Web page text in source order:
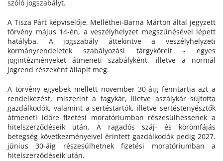
szóló jogszabályt.
A Tisza Párt képviselője, Melléthei-Barna Márton által jegyzett
törvény május 14-én, a veszélyhelyzet megszűnésével lépett
hatályba. A jogszabály áttekintve a veszélyhelyzeti
kormányrendeletek szabályozási tárgyköreit - egyes
jogintézményeket átmeneti szabályként, illetve a normál
jogrend részeként állapít meg.
A törvény egyebek mellett november 30-áig fenntartja azt a
rendelkezést, miszerint a fagykár, illetve aszálykár sújtotta
gazdálkodók, valamint a sertéstartók, illetve sertéstenyésztők
átmeneti időre fizetési moratóriumban részesülhessenek a
hitelszerződéseik után. A ragadós száj- és körömfájás
betegség következményeivel érintett gazdálkodók pedig 2027.
június 30-áig részesülhetnek fizetési moratóriumban a
hitelszerződéseik után.